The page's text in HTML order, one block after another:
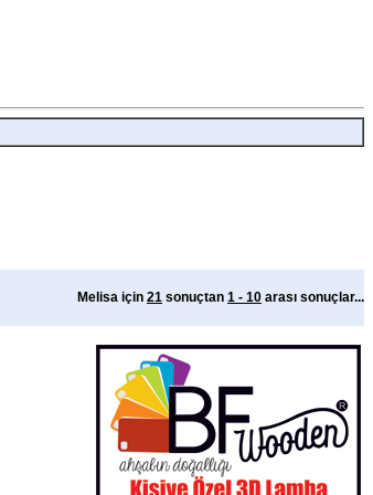
Melisa için 21 sonuçtan 1 - 10 arası sonuçlar...